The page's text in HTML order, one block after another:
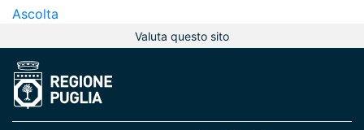
Ascolta
Valuta questo sito